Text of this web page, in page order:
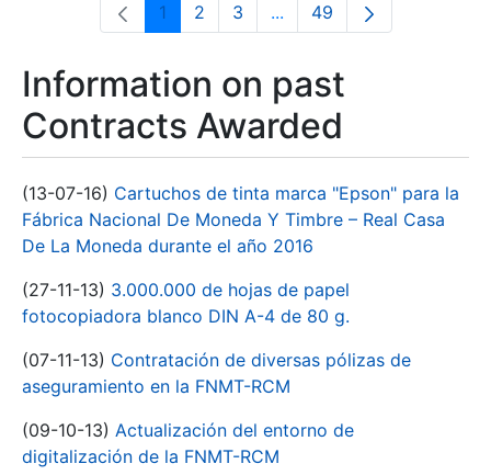
Page
1 Page
2 Page
3 ...Intermediate Pages Use
Page
49
Information on past
Contracts Awarded
(13-07-16) Cartuchos de tinta marca "Epson" para la
Fábrica Nacional De Moneda Y Timbre – Real Casa
De La Moneda durante el año 2016
(27-11-13) 3.000.000 de hojas de papel
fotocopiadora blanco DIN A-4 de 80 g.
(07-11-13) Contratación de diversas pólizas de
aseguramiento en la FNMT-RCM
(09-10-13) Actualización del entorno de
digitalización de la FNMT-RCM